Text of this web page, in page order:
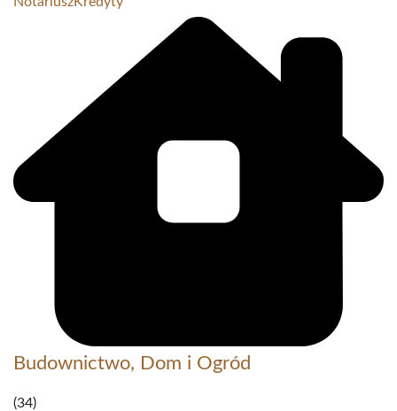
Budownictwo, Dom i Ogród
(34)